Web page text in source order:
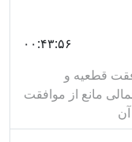
بر وجوب،
توصلى و تعبدى و
امر بعد از
مقدمه واجب،
۰۰:۴۳:۵۶
قطعیه و
مانع از موافقت